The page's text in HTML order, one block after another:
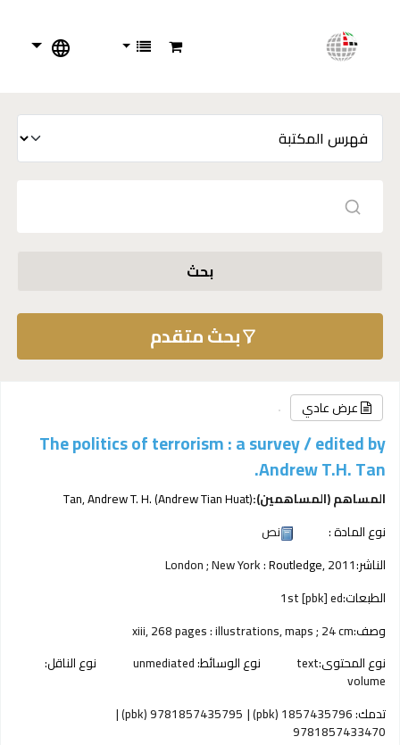
بحث
بحث متقدم
عرض عادي
The politics of terrorism : a survey /edited by
Andrew T.H. Tan.
المساهم (المساهمين):Tan, Andrew T. H. (Andrew Tian Huat)
نوع المادة :
نص
الناشر:
London ; New York :Routledge,2011
الطبعات:1st [pbk] ed
وصف:xiii, 268 pages : illustrations, maps ; 24 cm
نوع المحتوى:text نوع الوسائط:unmediated نوع الناقل:
volume
تدمك:1857435796 (pbk)
9781857435795 (pbk)
9781857433470